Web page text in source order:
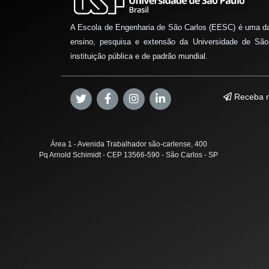
A Escola de Engenharia de São Carlos (EESC) é uma
ensino, pesquisa e extensão da Universidade de
instituição pública e de padrão mundial.
Receba
Área 1 - Avenida Trabalhador são-carlense, 400
Pq Arnold Schimidt - CEP 13566-590 - São Carlos - SP